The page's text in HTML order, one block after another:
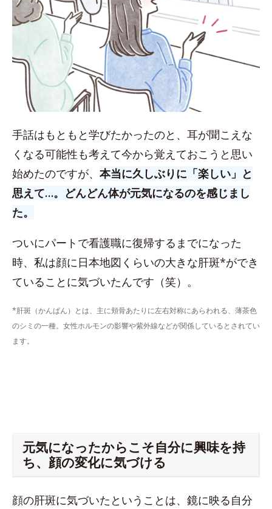
手話はもともと学びたかったのと、耳が聞こえな
くなる可能性も考えて今から覚えておこうと思い
始めたのですが、 本当に久しぶりに「楽しい」と
思えて…。どんどん体が元気になるのを感じまし
た。
ついにパートで看護職に復帰するまでになった
時、私は顔に日本地図くらいの大きな肝斑*ができ
ていることに気づいたんです（笑）。
*肝斑（かんぱん）とは、主に頬骨あたりに左右対称にあらわれる、薄茶色
のシミの一種。女性ホルモンの影響や紫外線などが関係しているとされてい
ます。
元気になったからこそ自分に興味を持
ち、顔の変化に気づける
顔の肝斑に気づいたということは、鏡に映る自分